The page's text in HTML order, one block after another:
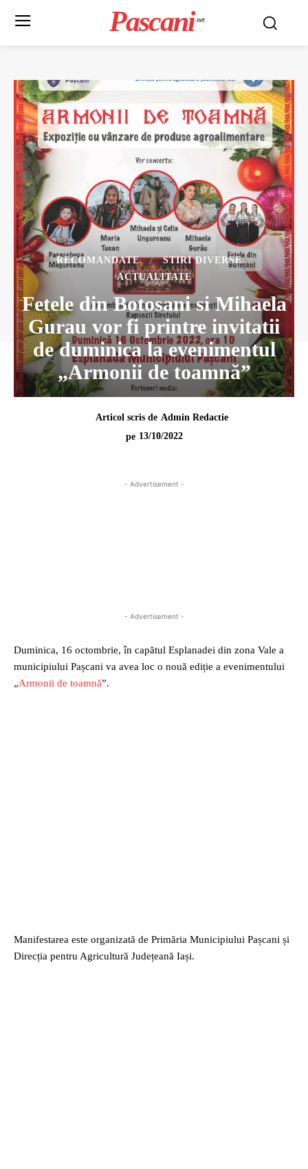
Pascani .net
RECOMANDATE
STIRI DIVERSE
ACTUALITATE
Fetele din Botosani si Mihaela
Gurau vor fi printre invitatii
de duminica la evenimentul
„Armonii de toamnă”
Articol scris de Admin Redactie
pe 13/10/2022
- Advertisement -
- Advertisement -
Duminica, 16 octombrie, în capătul Esplanadei din zona Vale a
municipiului Pașcani va avea loc o nouă ediție a evenimentului
„Armonii de toamnă”.
Manifestarea este organizată de Primăria Municipiului Pașcani și
Direcția pentru Agricultură Județeană Iași.